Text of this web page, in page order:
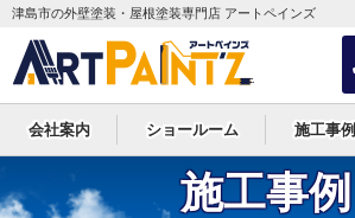
津島市の外壁塗装・屋根塗装専門店 アートペインズ
会社案内 ショールーム 施工事例
施工事例